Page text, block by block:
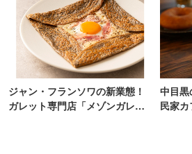
ジャン・フランソワの新業態！
ガレット専門店「メゾンガレッ
中目黒
民家